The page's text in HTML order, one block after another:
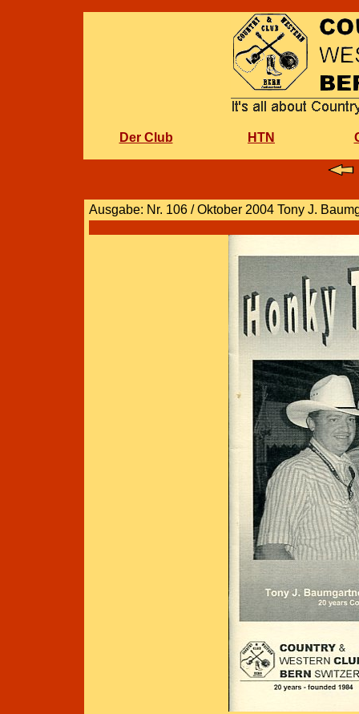
Der Club HTN
Ausgabe: Nr. 106 / Oktober 2004 Tony J.